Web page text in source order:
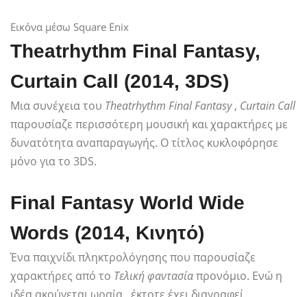
Εικόνα μέσω Square Enix
Theatrhythm Final Fantasy,
Curtain Call (2014, 3DS)
Μια συνέχεια του Theatrhythm Final Fantasy, Curtain Call
παρουσίαζε περισσότερη μουσική και χαρακτήρες με
δυνατότητα αναπαραγωγής. Ο τίτλος κυκλοφόρησε
μόνο για το 3DS.
Final Fantasy World Wide
Words (2014, Κινητό)
Ένα παιχνίδι πληκτρολόγησης που παρουσίαζε
χαρακτήρες από το Τελική φαντασίαπρονόμιο. Ενώ η